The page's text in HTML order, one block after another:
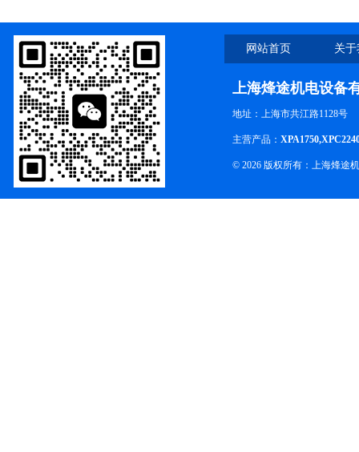
网站首页 关
上海烽途机电设备
地址：上海市共江路1128号
主营产品：
© 2026 版权所有：上海烽途